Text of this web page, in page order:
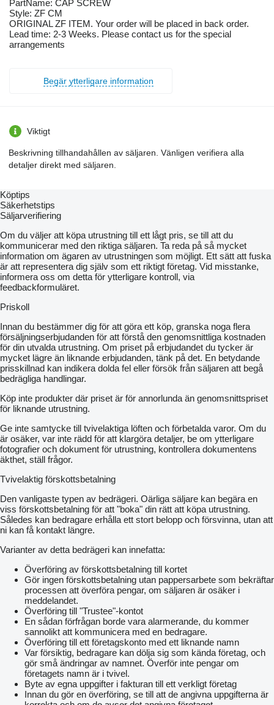
PartName: CAP SCREW
Style: ZF CM
ORIGINAL ZF ITEM. Your order will be placed in back order.
Lead time: 2-3 Weeks. Please contact us for the special
arrangements
Begär ytterligare information
Viktigt
Beskrivning tillhandahållen av säljaren. Vänligen verifiera alla
detaljer direkt med säljaren.
Köptips
Säkerhetstips
Säljarverifiering
Om du väljer att köpa utrustning till ett lågt pris, se till att du
kommunicerar med den riktiga säljaren. Ta reda på så mycket
information om ägaren av utrustningen som möjligt. Ett sätt att fuska
är att representera dig själv som ett riktigt företag. Vid misstanke,
informera oss om detta för ytterligare kontroll, via
feedbackformuläret.
Priskoll
Innan du bestämmer dig för att göra ett köp, granska noga flera
försäljningserbjudanden för att förstå den genomsnittliga kostnaden
för din utvalda utrustning. Om priset på erbjudandet du tycker är
mycket lägre än liknande erbjudanden, tänk på det. En betydande
prisskillnad kan indikera dolda fel eller försök från säljaren att begå
bedrägliga handlingar.
Köp inte produkter där priset är för annorlunda än genomsnittspriset
för liknande utrustning.
Ge inte samtycke till tvivelaktiga löften och förbetalda varor. Om du
är osäker, var inte rädd för att klargöra detaljer, be om ytterligare
fotografier och dokument för utrustning, kontrollera dokumentens
äkthet, ställ frågor.
Tvivelaktig förskottsbetalning
Den vanligaste typen av bedrägeri. Oärliga säljare kan begära en
viss förskottsbetalning för att "boka" din rätt att köpa utrustning.
Således kan bedragare erhålla ett stort belopp och försvinna, utan att
ni kan få kontakt längre.
Varianter av detta bedrägeri kan innefatta:
Överföring av förskottsbetalning till kortet
Gör ingen förskottsbetalning utan pappersarbete som bekräftar
processen att överföra pengar, om säljaren är osäker i
meddelandet.
Överföring till "Trustee"-kontot
En sådan förfrågan borde vara alarmerande, du kommer
sannolikt att kommunicera med en bedragare.
Överföring till ett företagskonto med ett liknande namn
Var försiktig, bedragare kan dölja sig som kända företag, och
gör små ändringar av namnet. Överför inte pengar om
företagets namn är i tvivel.
Byte av egna uppgifter i fakturan till ett verkligt företag
Innan du gör en överföring, se till att de angivna uppgifterna är